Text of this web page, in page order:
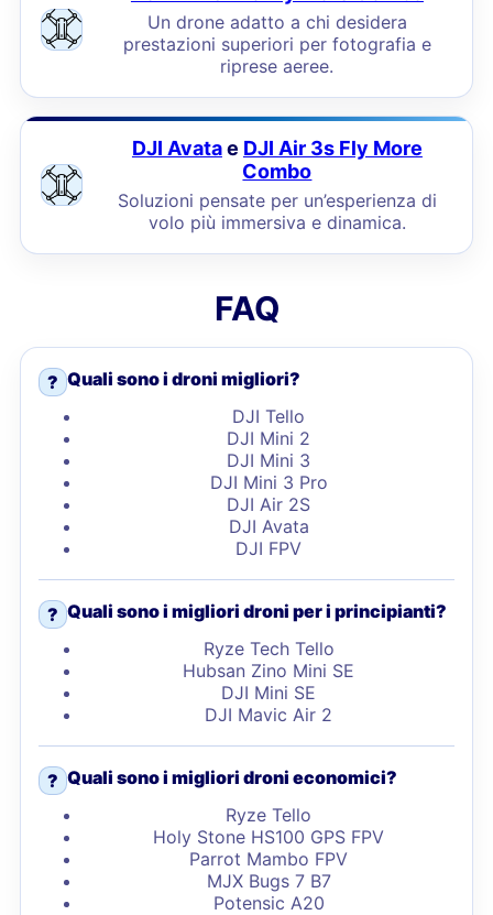
Un drone adatto a chi desidera
prestazioni superiori per fotografia e
riprese aeree.
DJI Avatae DJI Air 3s Fly More
Combo
Soluzioni pensate per un’esperienza di
volo più immersiva e dinamica.
FAQ
? Quali sono i droni migliori?
DJI Tello
DJI Mini 2
DJI Mini 3
DJI Mini 3 Pro
DJI Air 2S
DJI Avata
DJI FPV
? Quali sono i migliori droni per i principianti?
Ryze Tech Tello
Hubsan Zino Mini SE
DJI Mini SE
DJI Mavic Air 2
? Quali sono i migliori droni economici?
Ryze Tello
Holy Stone HS100 GPS FPV
Parrot Mambo FPV
MJX Bugs 7 B7
Potensic A20